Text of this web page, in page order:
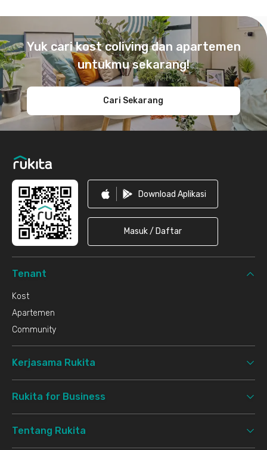
Yuk cari kost coliving dan apartemen
untukmu sekarang!
Cari Sekarang
Download Aplikasi
Masuk / Daftar
Tenant
Kost
Apartemen
Community
Kerjasama Rukita
Rukita for Business
Tentang Rukita